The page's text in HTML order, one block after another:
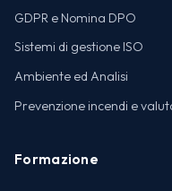
GDPR e Nomina DPO
Sistemi di gestione ISO
Ambiente ed Analisi
Prevenzione incendi e
Formazione